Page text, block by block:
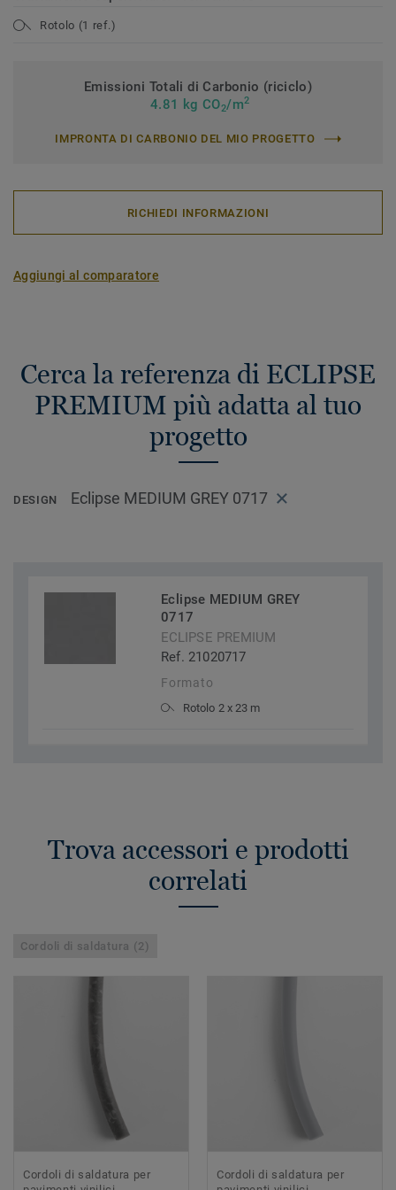
Rotolo (1 ref.)
Emissioni Totali di Carbonio (riciclo)
4.81 kg CO2/m2
IMPRONTA DI CARBONIO DEL MIO PROGETTO
RICHIEDI INFORMAZIONI
Aggiungi al comparatore
Cerca la referenza di ECLIPSE
PREMIUM più adatta al tuo
progetto
DESIGN Eclipse MEDIUM GREY 0717
Eclipse MEDIUM GREY
0717
ECLIPSE PREMIUM
Ref. 21020717
Formato
Rotolo 2 x 23 m
Trova accessori e prodotti
correlati
Cordoli di saldatura (2)
Cordoli di saldatura per
Cordoli di saldatura per